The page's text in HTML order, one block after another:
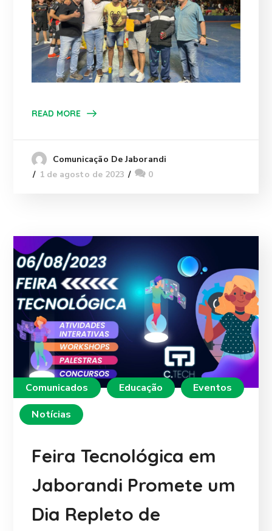
READ MORE
Comunicação De Jaborandi
1 de agosto de 2023
0
Comunicados Educação
Eventos
Notícias
Feira Tecnológica em
Jaborandi Promete um
Dia Repleto de